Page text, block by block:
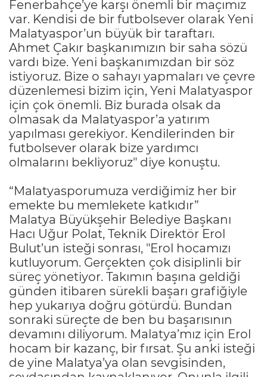
Fenerbahçe’ye karşı önemli bir maçımız
var. Kendisi de bir futbolsever olarak Yeni
Malatyaspor’un büyük bir taraftarı.
Ahmet Çakır başkanımızın bir saha sözü
vardı bize. Yeni başkanımızdan bir söz
istiyoruz. Bize o sahayı yapmaları ve çevre
düzenlemesi bizim için, Yeni Malatyaspor
için çok önemli. Biz burada olsak da
olmasak da Malatyaspor’a yatırım
yapılması gerekiyor. Kendilerinden bir
futbolsever olarak bize yardımcı
olmalarını bekliyoruz" diye konuştu.
“Malatyasporumuza verdiğimiz her bir
emekte bu memlekete katkıdır”
Malatya Büyükşehir Belediye Başkanı
Hacı Uğur Polat, Teknik Direktör Erol
Bulut’un isteği sonrası, "Erol hocamızı
kutluyorum. Gerçekten çok disiplinli bir
süreç yönetiyor. Takımın başına geldiği
günden itibaren sürekli başarı grafiğiyle
hep yukarıya doğru götürdü. Bundan
sonraki süreçte de ben bu başarısının
devamını diliyorum. Malatya’mız için Erol
hocam bir kazanç, bir fırsat. Şu anki isteği
de yine Malatya’ya olan sevgisinden,